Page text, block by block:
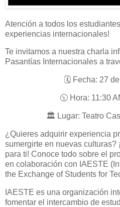
Atención a todos los
experiencias internacionales!
Te invitamos a nuestra charla
Pasantías Internacionales a
🗓️ Fecha: 27
🕥 Hora: 11:30
🏛️ Lugar: Teatro
¿Quieres adquirir experiencia
sumergirte en nuevas culturas?
para ti! Conoce todo sobre el
en colaboración con IAESTE
the Exchange of Students for
IAESTE es una organización
fomentar el intercambio de